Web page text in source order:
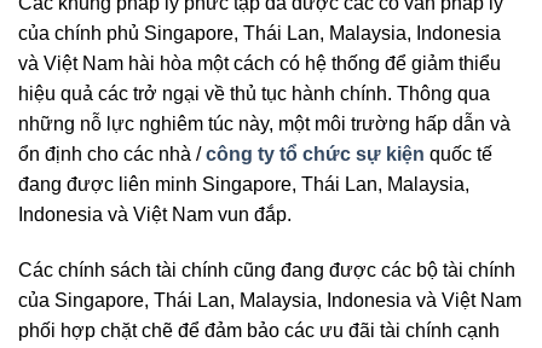
của chính phủ Singapore, Thái Lan, Malaysia, Indonesia
và Việt Nam hài hòa một cách có hệ thống để giảm thiểu
hiệu quả các trở ngại về thủ tục hành chính. Thông qua
những nỗ lực nghiêm túc này, một môi trường hấp dẫn và
ổn định cho các nhà /công ty tổ chức sự kiện quốc tế
đang được liên minh Singapore, Thái Lan, Malaysia,
Indonesia và Việt Nam vun đắp.
Các chính sách tài chính cũng đang được các bộ tài chính
của Singapore, Thái Lan, Malaysia, Indonesia và Việt Nam
phối hợp chặt chẽ để đảm bảo các ưu đãi tài chính cạnh